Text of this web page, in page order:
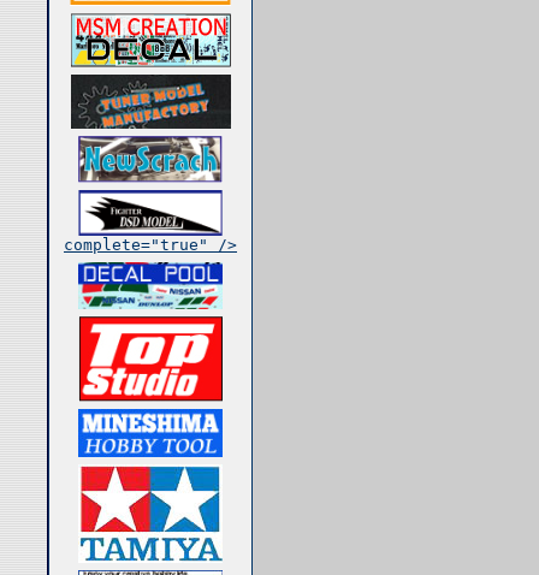
complete="true" />